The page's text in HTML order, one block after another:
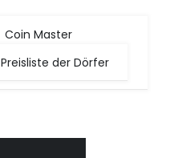
Coin Master
Preisliste der Dörfer